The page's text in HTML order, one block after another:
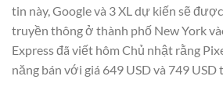
tin này, Google và 3 XL dự kiến ​​sẽ
truyền thông ở thành phố New York
Express đã viết hôm Chủ nhật rằng
năng bán với giá 649 USD và 749